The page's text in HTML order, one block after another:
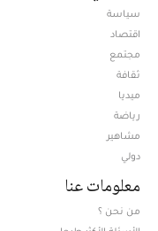
سياسة
اقتصاد
مجتمع
ثقافة
ميديا
رياضة
مشاهير
دولي
معلومات عنا
من نحن ؟